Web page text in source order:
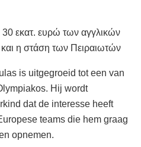
εκατ. ευρώ των αγγλικών
η στάση των Πειραιωτών
is uitgegroeid tot een van
Hij wordt
dat de interesse heeft
teams die hem graag
opnemen.